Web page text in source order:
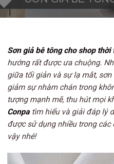
Sơn giả bê tông cho shop thời
hướng rất được ưa chuộng.
giữa tối giản và sự lạ mắt,
giảm sự nhàm chán trong
tượng mạnh mẽ, thu hút mọi
Conpatìm hiểu và giải đáp lý
được sử dụng nhiều trong
vậy nhé!